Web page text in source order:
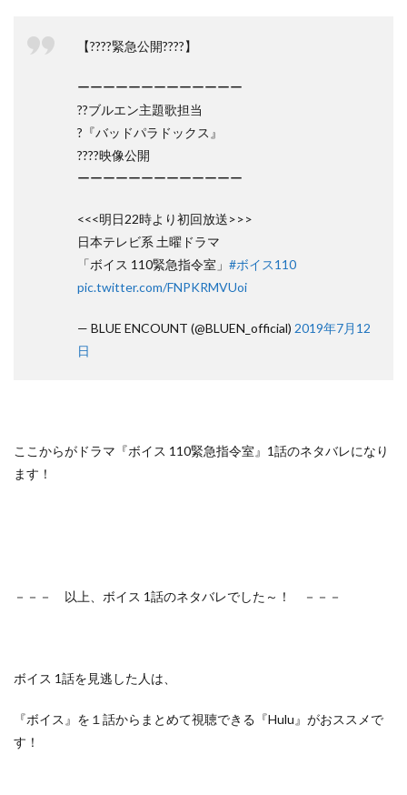
【????緊急公開????】
ーーーーーーーーーーーーー
??ブルエン主題歌担当
?『バッドパラドックス』
????映像公開
ーーーーーーーーーーーーー
<<<明日22時より初回放送>>>
日本テレビ系 土曜ドラマ
「ボイス 110緊急指令室」 #ボイス110
pic.twitter.com/FNPKRMVUoi
— BLUE ENCOUNT (@BLUEN_official) 2019年7月12
日
ここからがドラマ『ボイス 110緊急指令室』1話のネタバレになり
ます！
－－－ 以上、ボイス 1話のネタバレでした～！ －－－
ボイス 1話を見逃した人は、
『ボイス』を１話からまとめて視聴できる『Hulu』がおススメで
す！